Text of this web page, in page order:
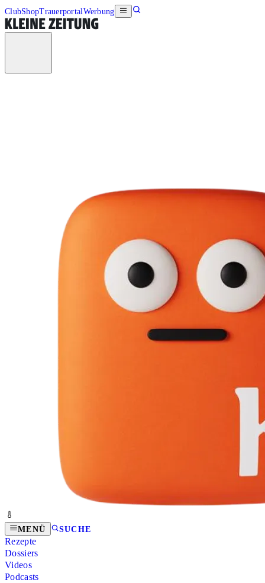
ClubShopTrauerportalWerbung
MENÜ SUCHE
Rezepte
Dossiers
Videos
Podcasts